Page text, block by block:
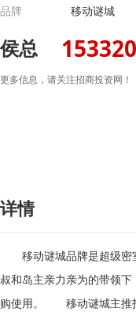
品牌
移动谜城
侯总
更多信息，请关注招商投资网！
详情
移动谜城品牌是超级密室
叔和岛主亲力亲为的带领
购使用。 移动谜城主推打